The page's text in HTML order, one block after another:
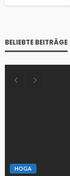
BELIEBTE BEITRÄGE
HOGA